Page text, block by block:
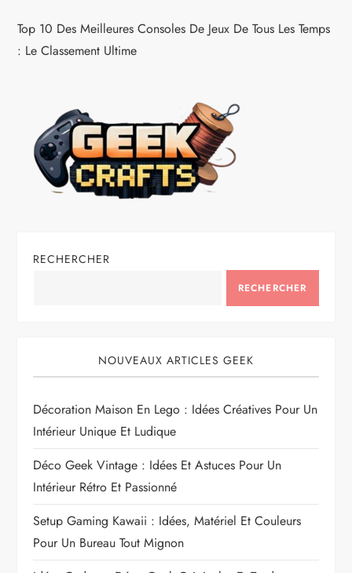
Top 10 Des Meilleures Consoles De Jeux De Tous Les Temps
: Le Classement Ultime
RECHERCHER
RECHERCHER
NOUVEAUX ARTICLES GEEK
Décoration Maison En Lego : Idées Créatives Pour Un
Intérieur Unique Et Ludique
Déco Geek Vintage : Idées Et Astuces Pour Un
Intérieur Rétro Et Passionné
Setup Gaming Kawaii : Idées, Matériel Et Couleurs
Pour Un Bureau Tout Mignon